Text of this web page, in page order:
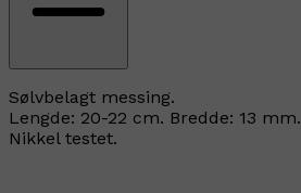
Sølvbelagt messing.
Lengde: 20-22 cm. Bredde: 13 mm.
Nikkel testet.